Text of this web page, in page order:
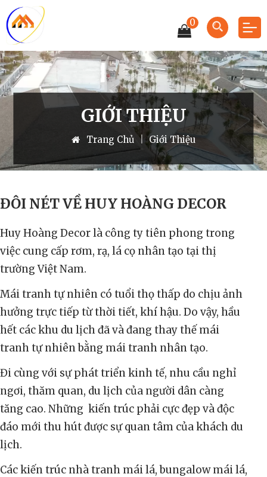
0
GIỚI THIỆU
Trang Chủ | Giới Thiệu
ĐÔI NÉT VỀ HUY HOÀNG DECOR
Huy Hoàng Decor là công ty tiên phong trong
việc cung cấp rơm, rạ, lá cọ nhân tạo tại thị
trường Việt Nam.
Mái tranh tự nhiên có tuổi thọ thấp do chịu ảnh
hưởng trực tiếp từ thời tiết, khí hậu. Do vậy, hầu
hết các khu du lịch đã và đang thay thế mái
tranh tự nhiên bằng mái tranh nhân tạo.
Đi cùng với sự phát triển kinh tế, nhu cầu nghỉ
ngơi, thăm quan, du lịch của người dân càng
tăng cao. Những kiến trúc phải cực đẹp và độc
đáo mới thu hút được sự quan tâm của khách du
lịch.
Các kiến trúc nhà tranh mái lá, bungalow mái lá,